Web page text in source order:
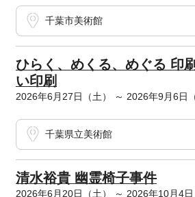
千葉市美術館
ひらく、めくる、めぐる 印
い印刷
2026年6月27日（土） ～ 2026年9月6日（
千葉県立美術館
清水裕貴 幽霊椅子事件
2026年6月20日（土） ～ 2026年10月4日